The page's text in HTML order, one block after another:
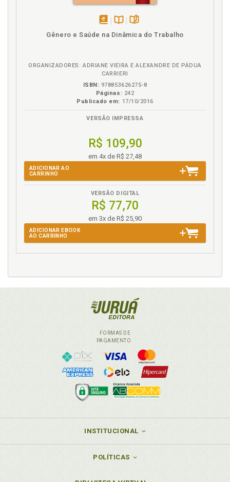
disponívelDisponível
páginas
Gênero e Saúde na Dinâmica do Trabalho
ORGANIZADORES: ADRIANE VIEIRA E ALEXANDRE DE PÁDUA
CARRIERI
ISBN: 978853626275-8
Páginas: 242
Publicado em: 17/10/2016
VERSÃO IMPRESSA
R$ 109,90
em 4x de R$ 27,48
ADICIONAR AO
CARRINHO
VERSÃO DIGITAL
R$ 77,70
em 3x de R$ 25,90
ADICIONAR EBOOK
AO CARRINHO
FORMAS DE
PAGAMENTO
INSTITUCIONAL
POLÍTICAS